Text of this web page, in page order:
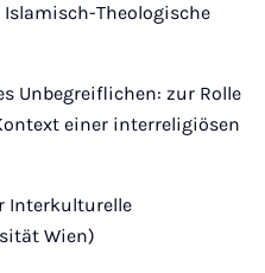
Theologische
Unbegreiflichen: zur Rolle
einer interreligiösen
Interkulturelle
Wien)